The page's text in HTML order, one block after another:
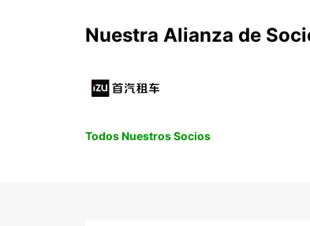
Nuestra Alianza de
Todos Nuestros Socios